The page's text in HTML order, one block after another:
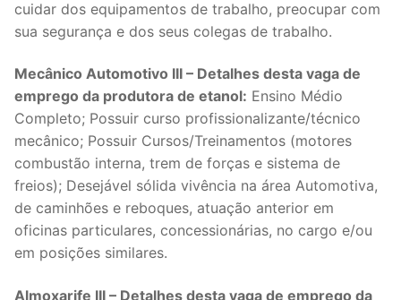
cuidar dos equipamentos de trabalho, preocupar com
sua segurança e dos seus colegas de trabalho.
Mecânico Automotivo III – Detalhes desta vaga de
emprego da produtora de etanol: Ensino Médio
Completo; Possuir curso profissionalizante/técnico
mecânico; Possuir Cursos/Treinamentos (motores
combustão interna, trem de forças e sistema de
freios); Desejável sólida vivência na área Automotiva,
de caminhões e reboques, atuação anterior em
oficinas particulares, concessionárias, no cargo e/ou
em posições similares.
Almoxarife III – Detalhes desta vaga de emprego da